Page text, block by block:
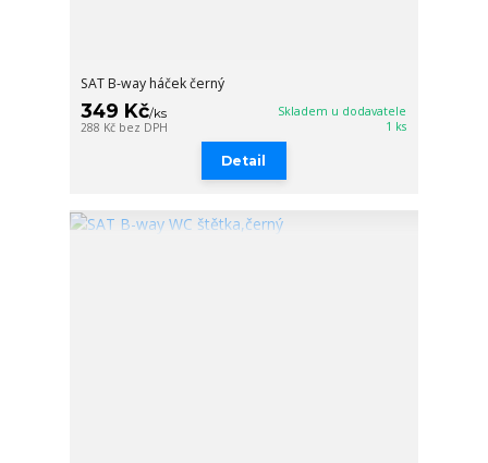
SAT B-way háček černý
349 Kč/ks
288 Kč bez DPH
Skladem u dodavatele
1 ks
Detail